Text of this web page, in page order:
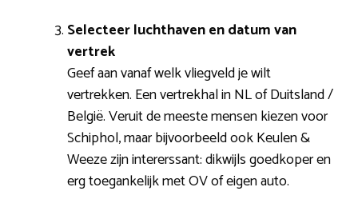
Selecteer luchthaven en datum van
vertrek
Geef aan vanaf welk vliegveld je wilt
vertrekken. Een vertrekhal in NL of Duitsland /
België. Veruit de meeste mensen kiezen voor
Schiphol, maar bijvoorbeeld ook Keulen &
Weeze zijn intererssant: dikwijls goedkoper en
erg toegankelijk met OV of eigen auto.